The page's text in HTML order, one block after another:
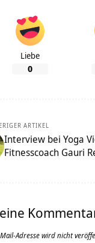
Liebe
0
ARTIKEL
Interview bei Yoga
Fitnesscoach Gauri
Adresse wird nicht